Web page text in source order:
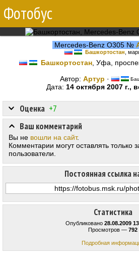
Фотобус
Mercedes-Benz O305 №
Башкортостан ,
Башкортостан , Уфа,
Автор: Aртур ·
Дата: 14 октября 2007 г.,
Статистика
Опубликовано 28.08.2009
Просмотров — 792
Подробная
Оценка +7
Постоянная ссылка
Ваш комментарий
Вы не вошли на сайт.
Комментарии могут оставлять только
пользователи.